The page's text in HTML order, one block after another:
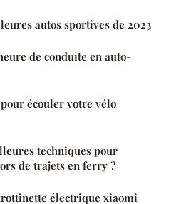
autos sportives de 2023
de conduite en auto-
écouler votre vélo
techniques pour
de trajets en ferry ?
électrique xiaomi